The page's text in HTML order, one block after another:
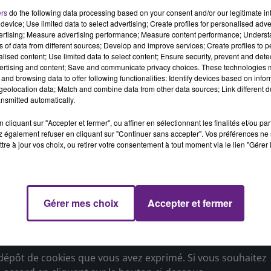
estivale, ce genre de stage sert à relancer la machine, à
le ballon et à faire des activités ludiques. Les
avant une séance de paintball ce jeudi après-midi.
de cookies que vous avez exprimé. Si vous souhaitez
en cliquant sur le bouton ci-dessous.
l'élément
le premier match de préparation de l'été, les Dijonnais
le Jura), puis mercredi contre l’équipe d’Epinal, avant
Gérard. La saison reprendra ensuite le 11 août avec
du championnat de National.
de cookies que vous avez exprimé. Si vous souhaitez
do the following data processing based on your consent and/or our legitimate
Use limited data to select advertising; Create profiles for personalised
Measure advertising performance; Measure content performance;
of data from different sources; Develop and improve services; Create profiles to
content; Use limited data to select content; Ensure security, prevent and
and content; Save and communicate privacy choices. These technologies
browsing data to offer following functionalities: Identify devices based on
data; Match and combine data from other data sources; Link different
automatically.
cliquant sur "Accepter et fermer", ou affiner en sélectionnant les finalités et/ou
également refuser en cliquant sur "Continuer sans accepter". Vos préférences
à jour vos choix, ou retirer votre consentement à tout moment via le lien
Gérer mes choix Accepter et fermer